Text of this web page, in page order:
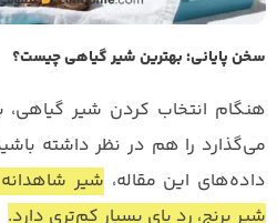
سخن پایانی: بهترین شیر گیاهی چیست؟
هنگام انتخاب کردن شیر گیاهی،
می‌گذارد را هم در نظر داشته
داده‌های این مقاله، شیر
شیر برنج، رد پای بسیار کم‌تری دارد.